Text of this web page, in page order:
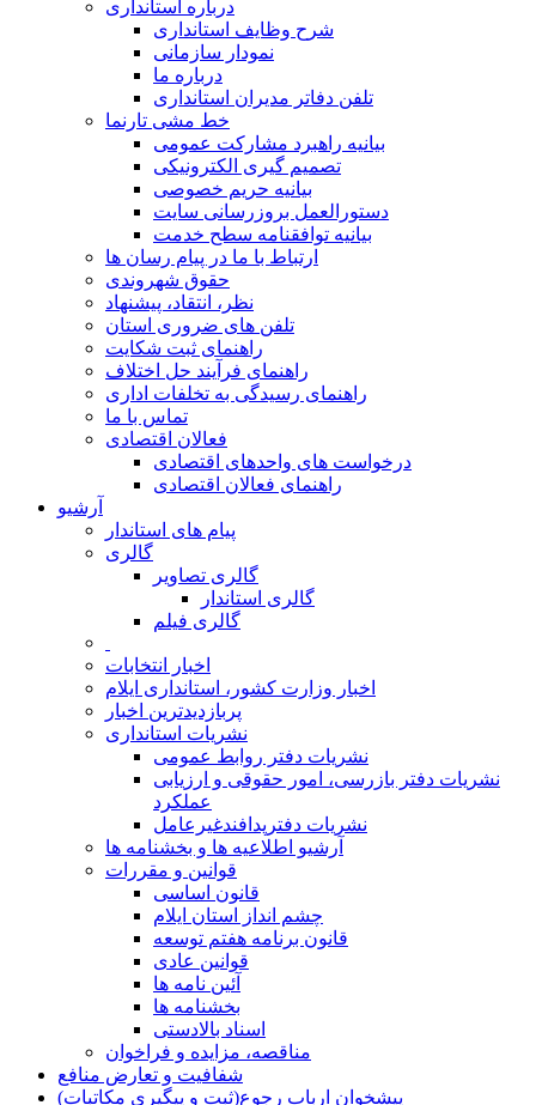
درباره استانداری
شرح وظایف استانداری
نمودار سازمانی
درباره ما
تلفن دفاتر مدیران استانداری
خط مشی تارنما
بیانیه راهبرد مشارکت عمومی
تصمیم گیری الکترونیکی
بیانیه حریم خصوصی
دستورالعمل بروزرسانی سایت
بیانیه توافقنامه سطح خدمت
ارتباط با ما در پیام رسان ها
حقوق شهروندی
نظر، انتقاد، پیشنهاد
تلفن های ضروری استان
راهنمای ثبت شکایت
راهنمای فرآیند حل اختلاف
راهنمای رسیدگی به تخلفات اداری
تماس با ما
فعالان اقتصادی
درخواست های واحدهای اقتصادی
راهنمای فعالان اقتصادی
آرشیو
پیام های استاندار
گالری
گالری تصاویر
گالری استاندار
گالری فیلم
اخبار انتخابات
اخبار وزارت کشور، استانداری ایلام
پربازدیدترین اخبار
نشریات استانداری
نشریات دفتر روابط عمومی
نشريات دفتر بازرسی، امور حقوقی و ارزيابی
عملکرد
نشريات دفترپدافندغيرعامل
آرشیو اطلاعیه ها و بخشنامه ها
قوانین و مقررات
قانون اساسی
چشم انداز استان ایلام
قانون برنامه هفتم توسعه
قوانین عادی
آئین نامه ها
بخشنامه ها
اسناد بالادستی
مناقصه، مزایده و فراخوان
شفافیت و تعارض منافع
پیشخوان ارباب رجوع(ثبت و پیگیری مکاتبات)